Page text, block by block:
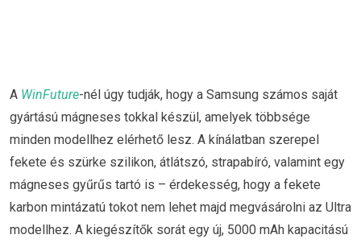
A WinFuture-nél úgy tudják, hogy a Samsung számos saját
gyártású mágneses tokkal készül, amelyek többsége
minden modellhez elérhető lesz. A kínálatban szerepel
fekete és szürke szilikon, átlátszó, strapabíró, valamint egy
mágneses gyűrűs tartó is – érdekesség, hogy a fekete
karbon mintázatú tokot nem lehet majd megvásárolni az Ultra
modellhez. A kiegészítők sorát egy új, 5000 mAh kapacitású